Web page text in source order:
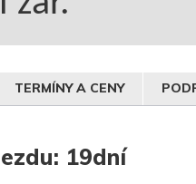
TERMÍNY A CENY
19dní